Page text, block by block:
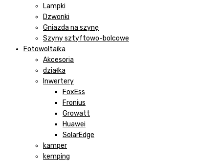
Lampki
Dzwonki
Gniazda na szynę
Szyny sztyftowo-bolcowe
Fotowoltaika
Akcesoria
działka
Inwertery
FoxEss
Fronius
Growatt
Huawei
SolarEdge
kamper
kemping